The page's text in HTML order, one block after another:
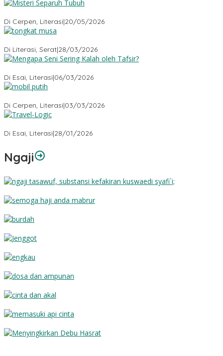
Di Cerpen, Literasi|20/05/2026
Di Literasi, Serat|28/03/2026
Di Esai, Literasi|06/03/2026
Di Cerpen, Literasi|03/03/2026
Di Esai, Literasi|28/01/2026
Ngaji